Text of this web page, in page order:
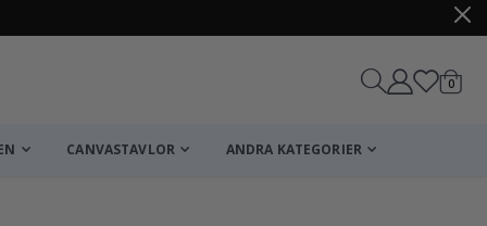
0
CANVASTAVLOR ANDRA KATEGORIER